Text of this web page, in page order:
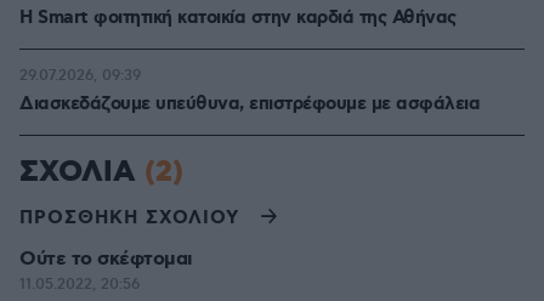
Η Smart φοιτητική κατοικία στην καρδιά της Αθήνας
Διασκεδάζουμε υπεύθυνα, επιστρέφουμε με ασφάλεια
29.07.2026, 09:39
ΣΧΟΛΙΑ (2)
ΠΡΟΣΘΗΚΗ ΣΧΟΛΙΟΥ
Ούτε το σκέφτομαι
11.05.2022, 20:56